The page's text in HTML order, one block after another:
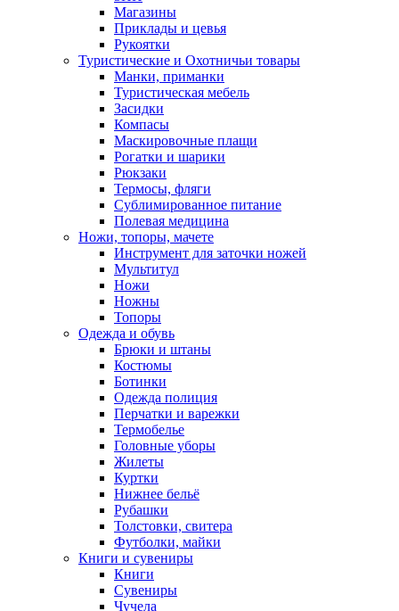
Магазины
Приклады и цевья
Рукоятки
Туристические и Охотничьи товары
Манки, приманки
Туристическая мебель
Засидки
Компасы
Маскировочные плащи
Рогатки и шарики
Рюкзаки
Термосы, фляги
Сублимированное питание
Полевая медицина
Ножи, топоры, мачете
Инструмент для заточки ножей
Мультитул
Ножи
Ножны
Топоры
Одежда и обувь
Брюки и штаны
Костюмы
Ботинки
Одежда полиция
Перчатки и варежки
Термобелье
Головные уборы
Жилеты
Куртки
Нижнее бельё
Рубашки
Толстовки, свитера
Футболки, майки
Книги и сувениры
Книги
Сувениры
Чучела